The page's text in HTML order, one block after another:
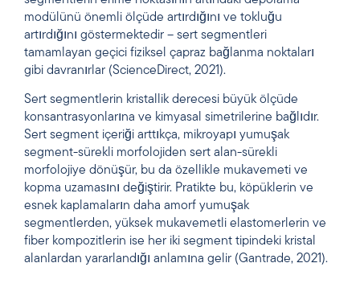
modülünü önemli ölçüde artırdığını ve tokluğu
artırdığını göstermektedir – sert segmentleri
tamamlayan geçici fiziksel çapraz bağlanma noktaları
gibi davranırlar (ScienceDirect, 2021).
Sert segmentlerin kristallik derecesi büyük ölçüde
konsantrasyonlarına ve kimyasal simetrilerine bağlıdır.
Sert segment içeriği arttıkça, mikroyapı yumuşak
segment-sürekli morfolojiden sert alan-sürekli
morfolojiye dönüşür, bu da özellikle mukavemeti ve
kopma uzamasını değiştirir. Pratikte bu, köpüklerin ve
esnek kaplamaların daha amorf yumuşak
segmentlerden, yüksek mukavemetli elastomerlerin ve
fiber kompozitlerin ise her iki segment tipindeki kristal
alanlardan yararlandığı anlamına gelir (Gantrade, 2021).